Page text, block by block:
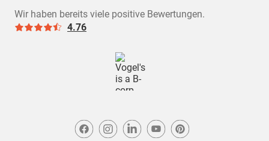
Wir haben bereits viele positive Bewertungen.
4.76